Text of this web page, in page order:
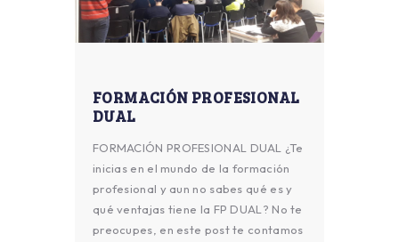
FORMACIÓN PROFESIONAL
DUAL
FORMACIÓN PROFESIONAL DUAL ¿Te
inicias en el mundo de la formación
profesional y aun no sabes qué es y
qué ventajas tiene la FP DUAL? No te
preocupes, en este post te contamos